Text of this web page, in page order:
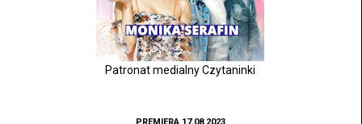
Patronat medialny Czytaninki
PREMIERA 17.08.2023